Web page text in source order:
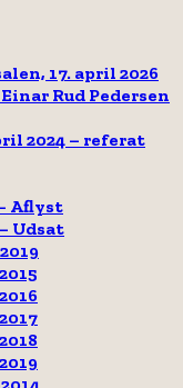
17. april 2026
Rud Pedersen
2024 – referat
Aflyst
Udsat